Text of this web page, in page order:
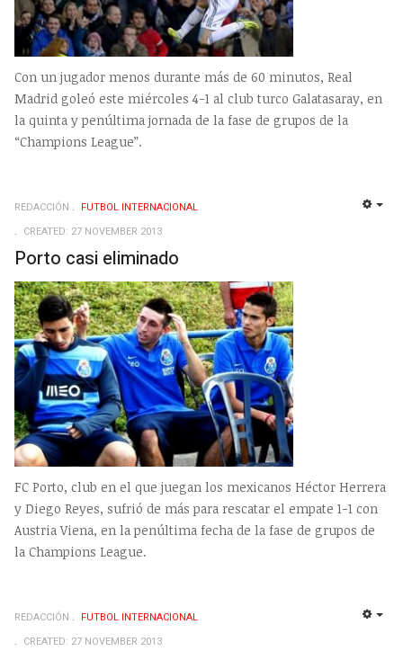
Con un jugador menos durante más de 60 minutos, Real
Madrid goleó este miércoles 4-1 al club turco Galatasaray, en
la quinta y penúltima jornada de la fase de grupos de la
“Champions League”.
REDACCIÓN
FUTBOL INTERNACIONAL
CREATED: 27 NOVEMBER 2013
Porto casi eliminado
FC Porto, club en el que juegan los mexicanos Héctor Herrera
y Diego Reyes, sufrió de más para rescatar el empate 1-1 con
Austria Viena, en la penúltima fecha de la fase de grupos de
la Champions League.
REDACCIÓN
FUTBOL INTERNACIONAL
CREATED: 27 NOVEMBER 2013